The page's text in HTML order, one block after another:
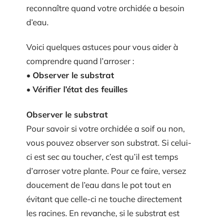
reconnaître quand votre orchidée a besoin
d’eau.
Voici quelques astuces pour vous aider à
comprendre quand l’arroser :
• Observer le substrat
• Vérifier l’état des feuilles
Observer le substrat
Pour savoir si votre orchidée a soif ou non,
vous pouvez observer son substrat. Si celui-
ci est sec au toucher, c’est qu’il est temps
d’arroser votre plante. Pour ce faire, versez
doucement de l’eau dans le pot tout en
évitant que celle-ci ne touche directement
les racines. En revanche, si le substrat est